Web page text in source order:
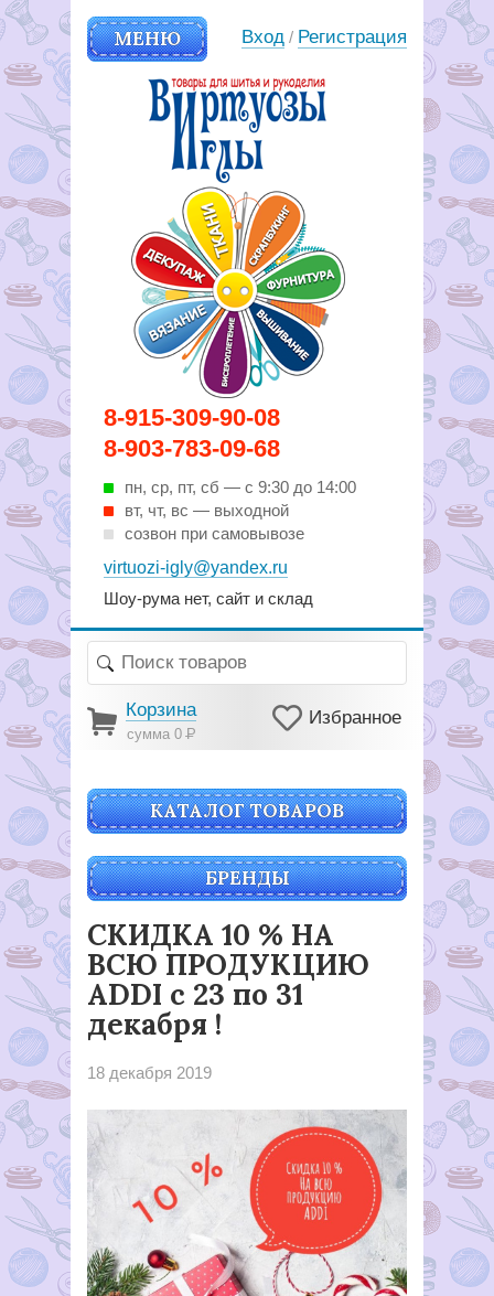
8-915-309-90-08
8-903-783-09-68
пн, ср, пт, cб — с 9:30 до 14:00
вт, чт, вс — выходной
созвон при самовывозе
virtuozi-igly@yandex.ru
Шоу-рума нет, сайт и склад
МЕНЮ
Вирутозы иглы. Товары для
шитья и рукоделья
Вход / Регистрация
Корзина
сумма 0Р
Избранное
КАТАЛОГ ТОВАРОВ
БРЕНДЫ
СКИДКА 10 % НА
ВСЮ ПРОДУКЦИЮ
ADDI с 23 по 31
декабря !
18 декабря 2019